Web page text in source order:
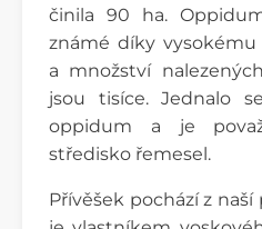
činila 90 ha.
známé díky
a množství
jsou tisíce. Jednalo
oppidum a je
středisko řemesel.
Přívěšek pochází z